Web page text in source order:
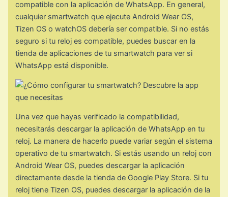
compatible con la aplicación de WhatsApp. En general,
cualquier smartwatch que ejecute Android Wear OS,
Tizen OS o watchOS debería ser compatible. Si no estás
seguro si tu reloj es compatible, puedes buscar en la
tienda de aplicaciones de tu smartwatch para ver si
WhatsApp está disponible.
Una vez que hayas verificado la compatibilidad,
necesitarás descargar la aplicación de WhatsApp en tu
reloj. La manera de hacerlo puede variar según el sistema
operativo de tu smartwatch. Si estás usando un reloj con
Android Wear OS, puedes descargar la aplicación
directamente desde la tienda de Google Play Store. Si tu
reloj tiene Tizen OS, puedes descargar la aplicación de la